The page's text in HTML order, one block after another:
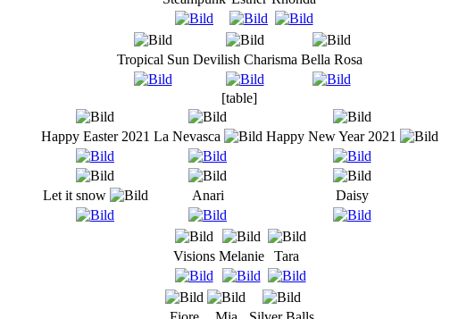
Tropical Sun Devilish Charisma Bella Rosa
[table]
Happy Easter 2021 La Nevasca Happy New Year 2021
Let it snow Anari Daisy
Visions Melanie Tara